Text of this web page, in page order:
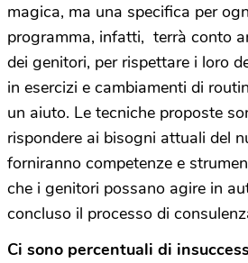
magica, ma una specifica per
programma, infatti, terrà conto
dei genitori, per rispettare i loro
in esercizi e cambiamenti di
un aiuto. Le tecniche proposte
rispondere ai bisogni attuali del
forniranno competenze e
che i genitori possano agire in
concluso il processo di
Ci sono percentuali di